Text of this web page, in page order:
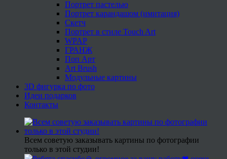
Портрет пастелью
Портрет карандашом (имитация)
Скетч
Портрет в стиле Touch Art
WPAP
ГРАНЖ
Поп Арт
Art Brush
Модульные картины
3D фигурка по фото
Идеи подарков
Контакты
Всем советую заказывать картины по фотографии
только в этой студии!